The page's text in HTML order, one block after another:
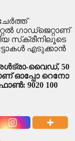
ഗാഡ്‌ജെറ്റാണ്
സ്‌ക്രീനിലൂടെ
എടുക്കാന്‍
അള്‍ട്രാ-വൈഡ്, 50
ഓപ്പോ റെനോ
9020 100